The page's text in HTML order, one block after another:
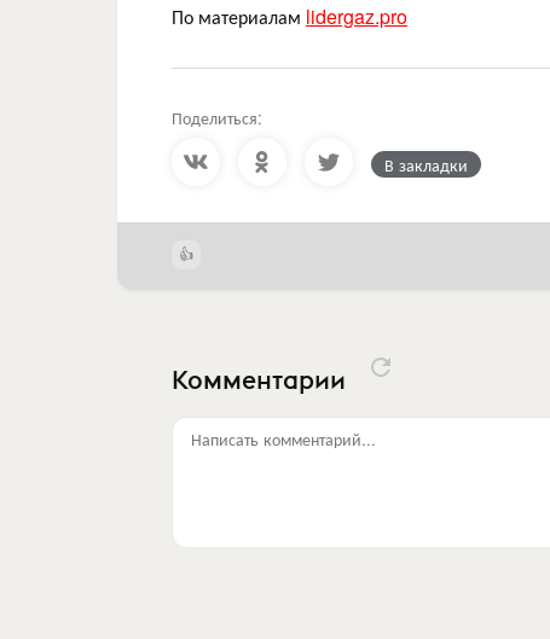
По материалам lidergaz.pro
Поделиться:
В закладки
Комментарии
Написать комментарий...